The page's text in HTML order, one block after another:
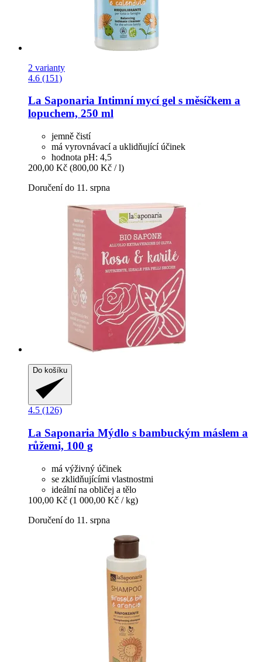
2 varianty
4.6 (151)
La Saponaria Intimní mycí gel s měsíčkem a
lopuchem, 250 ml
jemně čistí
má vyrovnávací a uklidňující účinek
hodnota pH: 4,5
200,00 Kč (800,00 Kč / l)
Doručení do 11. srpna
Do košíku
4.5 (126)
La Saponaria Mýdlo s bambuckým máslem a
růžemi, 100 g
má výživný účinek
se zklidňujícími vlastnostmi
ideální na obličej a tělo
100,00 Kč (1 000,00 Kč / kg)
Doručení do 11. srpna